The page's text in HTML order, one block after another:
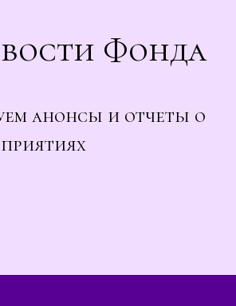
Фонда
анонсы и отчеты о